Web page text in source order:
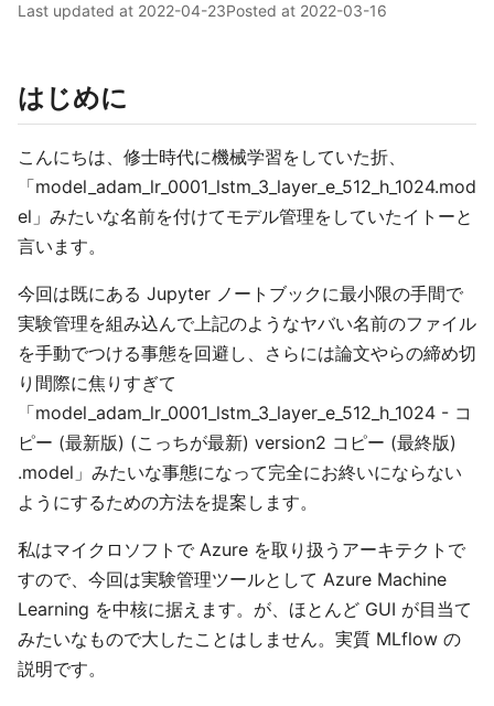
Last updated at 2022-04-23Posted at 2022-03-16
はじめに
こんにちは、修士時代に機械学習をしていた折、
「model_adam_lr_0001_lstm_3_layer_e_512_h_1024.mod
el」みたいな名前を付けてモデル管理をしていたイトーと
言います。
今回は既にある Jupyter ノートブックに最小限の手間で
実験管理を組み込んで上記のようなヤバい名前のファイル
を手動でつける事態を回避し、さらには論文やらの締め切
り間際に焦りすぎて
「model_adam_lr_0001_lstm_3_layer_e_512_h_1024 - コ
ピー (最新版) (こっちが最新) version2 コピー (最終版)
.model」みたいな事態になって完全にお終いにならない
ようにするための方法を提案します。
私はマイクロソフトで Azure を取り扱うアーキテクトで
すので、今回は実験管理ツールとして Azure Machine
Learning を中核に据えます。が、ほとんど GUI が目当て
みたいなもので大したことはしません。実質 MLflow の
説明です。